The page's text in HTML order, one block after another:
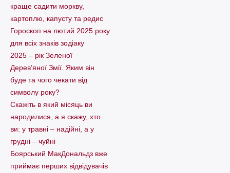
краще садити моркву,
картоплю, капусту та редис
Гороскоп на лютий 2025 року
для всіх знаків зодіаку
2025 – рік Зеленої
Дерев’яної Змії. Яким він
буде та чого чекати від
символу року?
Скажіть в який місяць ви
народилися, а я скажу, хто
ви: у травні – надійні, а у
грудні – чуйні
Боярський МакДональдз вже
приймає перших відвідувачів